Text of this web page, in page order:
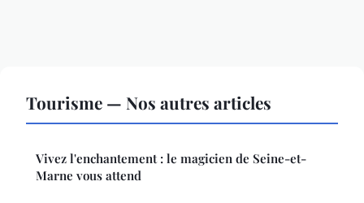
Tourisme — Nos autres articles
Vivez l'enchantement : le magicien de Seine-et-
Marne vous attend